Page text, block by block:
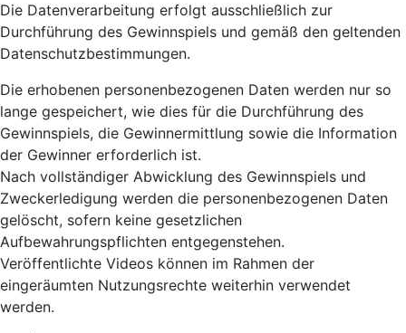
Die Datenverarbeitung erfolgt ausschließlich zur
Durchführung des Gewinnspiels und gemäß den geltenden
Datenschutzbestimmungen.
Die erhobenen personenbezogenen Daten werden nur so
lange gespeichert, wie dies für die Durchführung des
Gewinnspiels, die Gewinnermittlung sowie die Information
der Gewinner erforderlich ist.
Nach vollständiger Abwicklung des Gewinnspiels und
Zweckerledigung werden die personenbezogenen Daten
gelöscht, sofern keine gesetzlichen
Aufbewahrungspflichten entgegenstehen.
Veröffentlichte Videos können im Rahmen der
eingeräumten Nutzungsrechte weiterhin verwendet
werden.